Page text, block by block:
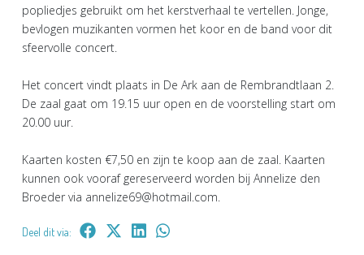
popliedjes gebruikt om het kerstverhaal te vertellen. Jonge,
bevlogen muzikanten vormen het koor en de band voor dit
sfeervolle concert.
Het concert vindt plaats in De Ark aan de Rembrandtlaan 2.
De zaal gaat om 19.15 uur open en de voorstelling start om
20.00 uur.
Kaarten kosten €7,50 en zijn te koop aan de zaal. Kaarten
kunnen ook vooraf gereserveerd worden bij Annelize den
Broeder via annelize69@hotmail.com.
Deel dit via: